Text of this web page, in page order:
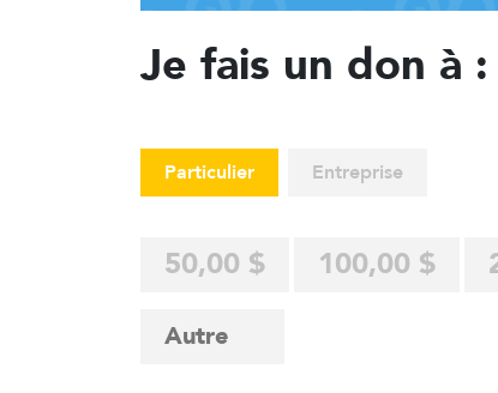
Je fais un don à :
Particulier Entreprise
50,00 $ 100,00 $